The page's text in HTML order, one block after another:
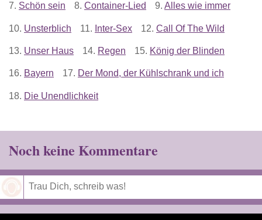
7. Schön sein 8. Container-Lied 9. Alles wie immer
10. Unsterblich 11. Inter-Sex 12. Call Of The Wild
13. Unser Haus 14. Regen 15. König der Blinden
16. Bayern 17. Der Mond, der Kühlschrank und ich
18. Die Unendlichkeit
Noch keine Kommentare